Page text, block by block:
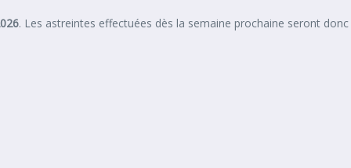
. Les astreintes effectuées dès la semaine prochaine seront